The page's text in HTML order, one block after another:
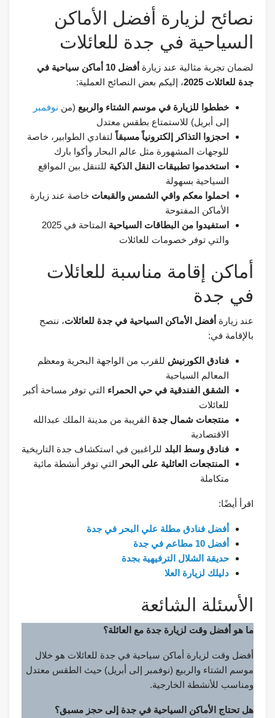
نصائح لزيارة أفضل الأماكن
السياحية في جدة للعائلات
لضمان تجربة مثالية عند زيارة
أفضل 10 أماكن سياحية في
جدة للعائلات 2025
، إليكم بعض النصائح العملية:
خططوا للزيارة في موسم الشتاء والربيع (من نوفمبر
إلى أبريل) للاستمتاع بطقس معتدل
احجزوا التذاكر إلكترونياً مسبقاً لتفادي الطوابير، خاصة
للوجهات المشهورة مثل عالم البحار وأكوا بارك
استخدموا تطبيقات النقل الذكية للتنقل بين المواقع
السياحية بسهولة
احملوا معكم واقي الشمس والقبعات خاصة عند زيارة
الأماكن المفتوحة
استفيدوا من البطاقات السياحية
المتاحة في 2025
والتي توفر خصومات للعائلات
أماكن إقامة مناسبة للعائلات
في جدة
عند زيارة أفضل الأماكن السياحية في جدة للعائلات، ننصح
بالإقامة في:
فنادق الكورنيش للقرب من الواجهة البحرية ومعظم
المعالم السياحية
الشقق الفندقية في حي الحمراء التي توفر مساحة أكبر
للعائلات
منتجعات شمال جدة القريبة من مدينة الملك عبدالله
الاقتصادية
فنادق وسط البلد للراغبين في استكشاف جدة التاريخية
المنتجعات العائلية على البحر التي توفر أنشطة مائية
متكاملة
اقرأ أيضًا:
أفضل فنادق مطلة علي البحر في جدة
أفضل 10 مطاعم في جدة
حديقة الشلال الترفيهية بجدة
دليلك لزيارة العلا
الأسئلة الشائعة
ما هو أفضل وقت لزيارة جدة مع العائلة؟
أفضل وقت لزيارة أماكن سياحية في جدة للعائلات هو خلال
موسم الشتاء والربيع (نوفمبر إلى أبريل) حيث الطقس معتدل
ومناسب للأنشطة الخارجية.
هل تحتاج الأماكن السياحية في جدة إلى حجز مسبق؟